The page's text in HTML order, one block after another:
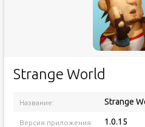
Strange World
Название: Strange
Версия приложения: 1.0.15